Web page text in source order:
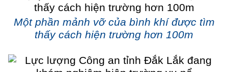
Một phần mảnh vỡ của bình khí được tìm
thấy cách hiện trường hơn 100m